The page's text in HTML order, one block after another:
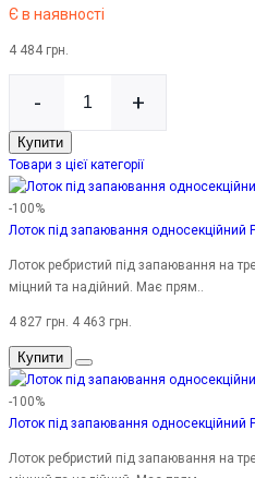
Є в наявності
4 484 грн.
- +
Купити
Товари з цієї категорії
-100%
Лоток під запаювання односекційний
Лоток ребристий під запаювання на
міцний та надійний. Має прям..
4 827 грн. 4 463 грн.
Купити
-100%
Лоток під запаювання односекційний
Лоток ребристий під запаювання на